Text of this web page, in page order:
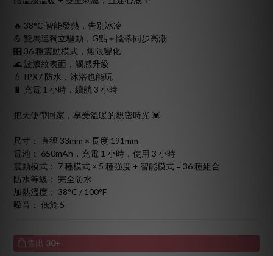
🔥 38°C 智能發熱，告別冰冷
💪 雙馬達獨立驅動，G點＋陰蒂同步高潮
🎛️ 36 種震動模式，無限變化
🌊 波浪紋表面，觸感升級
💧 IPX7 防水，沐浴也能玩
🔋 充電 1 小時，續航 3 小時
把天使帶回家，享受溫暖的親密時光 💓
尺寸： 直徑 33mm × 長度 191mm
電池： 650mAh，充電 1 小時，使用 3 小時
震動模式： 7 種模式 × 5 種強度 + 智能模式 = 36 種組合
防水等級： 完全防水
加熱溫度： 38°C / 100°F
噪音： 低於 5
售出 30+